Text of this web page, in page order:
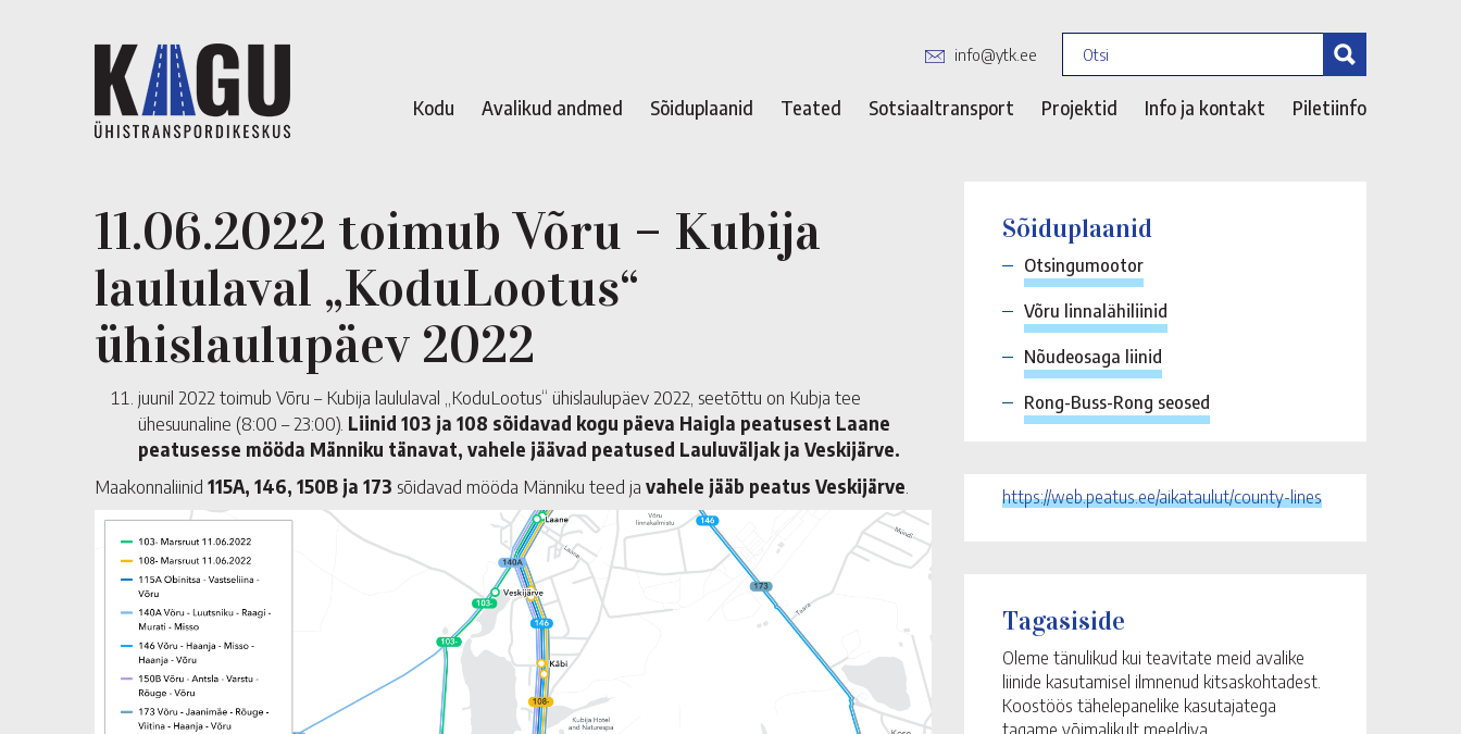
info@ytk.ee
Kodu Avalikud andmed Sõiduplaanid Teated Sotsiaaltransport Projektid Info ja kontakt Piletiinfo
11.06.2022 toimub Võru – Kubija
laululaval „KoduLootus“
ühislaulupäev 2022
juunil 2022 toimub Võru – Kubija laululaval „KoduLootus“ ühislaulupäev 2022, seetõttu on Kubja tee
ühesuunaline (8:00 – 23:00). Liinid 103 ja 108 sõidavad kogu päeva Haigla peatusest Laane
peatusesse mööda Männiku tänavat, vahele jäävad peatused Lauluväljak ja Veskijärve.
Maakonnaliinid 115A, 146, 150B ja 173 sõidavad mööda Männiku teed ja vahele jääb peatus Veskijärve
Sõiduplaanid
Otsingumootor
Võru linnalähiliinid
Nõudeosaga liinid
Rong-Buss-Rong seosed
https://web.peatus.ee/aikataulut/county-lines
Tagasiside
Oleme tänulikud kui teavitate meid avalike
liinide kasutamisel ilmnenud kitsaskohtadest.
Koostöös tähelepanelike kasutajatega
tagame võimalikult meeldiva